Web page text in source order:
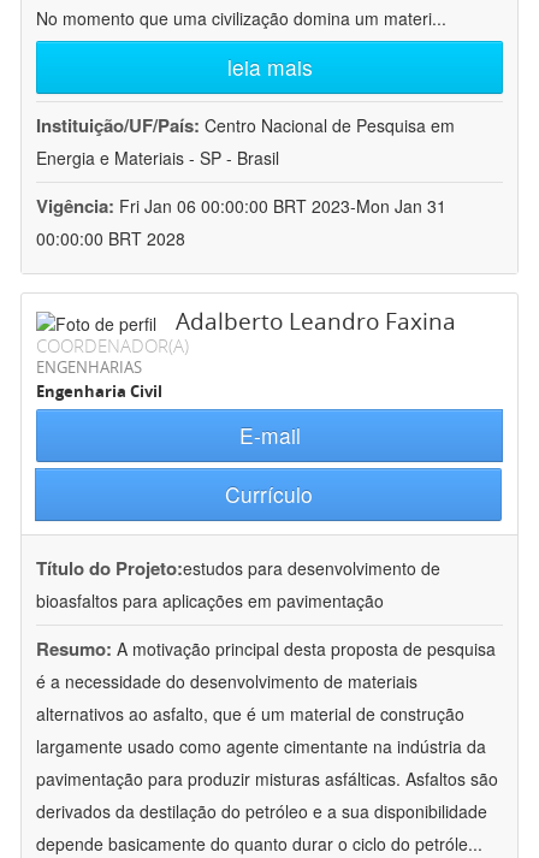
No momento que uma civilização domina um materi...
leia mais
Instituição/UF/País: Centro Nacional de Pesquisa em
Energia e Materiais - SP - Brasil
Vigência: Fri Jan 06 00:00:00 BRT 2023-Mon Jan 31
00:00:00 BRT 2028
Adalberto Leandro Faxina
COORDENADOR(A)
ENGENHARIAS
Engenharia Civil
E-mail
Currículo
Título do Projeto:estudos para desenvolvimento de
bioasfaltos para aplicações em pavimentação
Resumo: A motivação principal desta proposta de pesquisa
é a necessidade do desenvolvimento de materiais
alternativos ao asfalto, que é um material de construção
largamente usado como agente cimentante na indústria da
pavimentação para produzir misturas asfálticas. Asfaltos são
derivados da destilação do petróleo e a sua disponibilidade
depende basicamente do quanto durar o ciclo do petróle...